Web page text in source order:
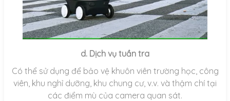
d. Dịch vụ tuần tra
Có thể sử dụng để bảo vệ khuôn viên trường học, công
viên, khu nghỉ dưỡng, khu chung cư, v.v. và thậm chí tại
các điểm mù của camera quan sát.